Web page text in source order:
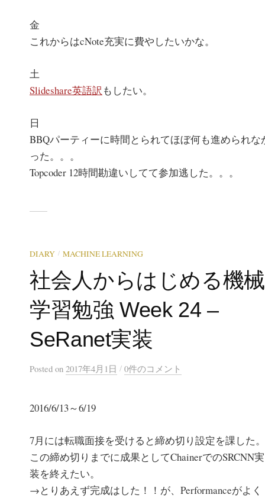
金
これからはcNote充実に費やしたいかな。
土
Slideshare英語訳 もしたい。
日
BBQパーティーに時間とられてほぼ何も進められな
った。。。
Topcoder 12時間勘違いしてて参加逃した。。。
DIARY / MACHINE LEARNING
社会人からはじめる機械
学習勉強 Week 24 –
SeRanet実装
Posted on 2017年4月1日 / 0件のコメント
2016/6/13～6/19
7月には転職面接を受けると締め切り設定を課した。
この締め切りまでに成果としてChainerでのSRCNN実
装を終えたい。
→とりあえず完成はした！！が、Performanceがよく